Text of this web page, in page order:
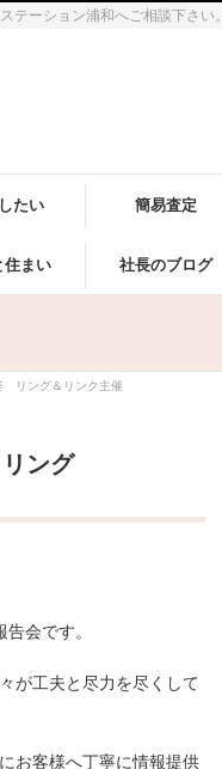
テーション浦和へご相談下さい。
たい 簡易査定
住まい 社長のブログ
リング＆リンク主催
ング
会です。
が工夫と尽力を尽くして
お客様へ丁寧に情報提供